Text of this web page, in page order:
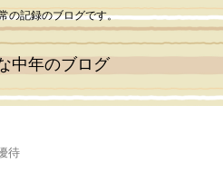
の記録のブログです。
中年のブログ
待